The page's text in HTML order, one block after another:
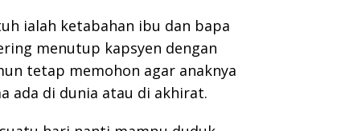
ialah ketabahan ibu dan bapa
menutup kapsyen dengan
tetap memohon agar anaknya
ada di dunia atau di akhirat.